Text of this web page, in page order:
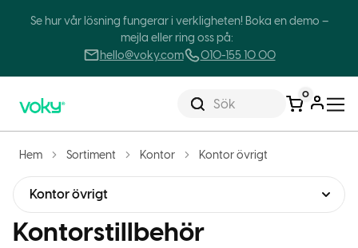
Se hur vår lösning fungerar i verkligheten! Boka en demo –
mejla eller ring oss på:
hello@voky.com
010-155 10 00
Sök
0
Hem Sortiment Kontor Kontor övrigt
Kontor övrigt
Kontorstillbehör